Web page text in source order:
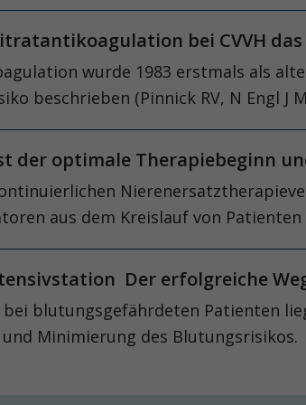
bei CVVH das
wurde 1983 erstmals als
beschrieben (Pinnick RV, N Engl J
der optimale Therapiebeginn
aus dem Kreislauf von
Der erfolgreiche
blutungsgefährdeten Patienten
Minimierung des Blutungsrisikos.